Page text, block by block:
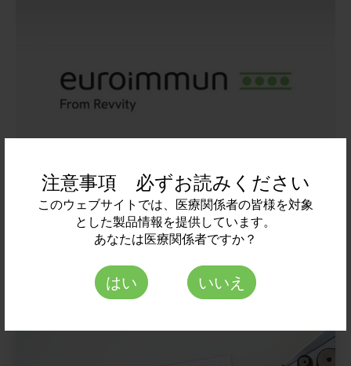
注意事項 必ずお読みください
このウェブサイトでは、医療関係者の皆様を対象
とした製品情報を提供しています。
あなたは医療関係者ですか？
はい いいえ
Euroimmun Japan 株式会社
EI-JP-info@revvity.com